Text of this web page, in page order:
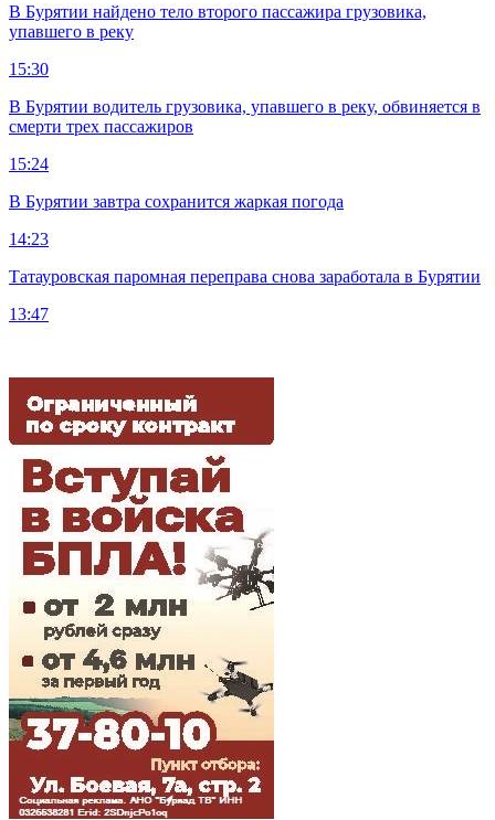
В Бурятии найдено тело второго пассажира грузовика,
упавшего в реку
15:30
В Бурятии водитель грузовика, упавшего в реку, обвиняется в
смерти трех пассажиров
15:24
В Бурятии завтра сохранится жаркая погода
14:23
Татауровская паромная переправа снова заработала в Бурятии
13:47